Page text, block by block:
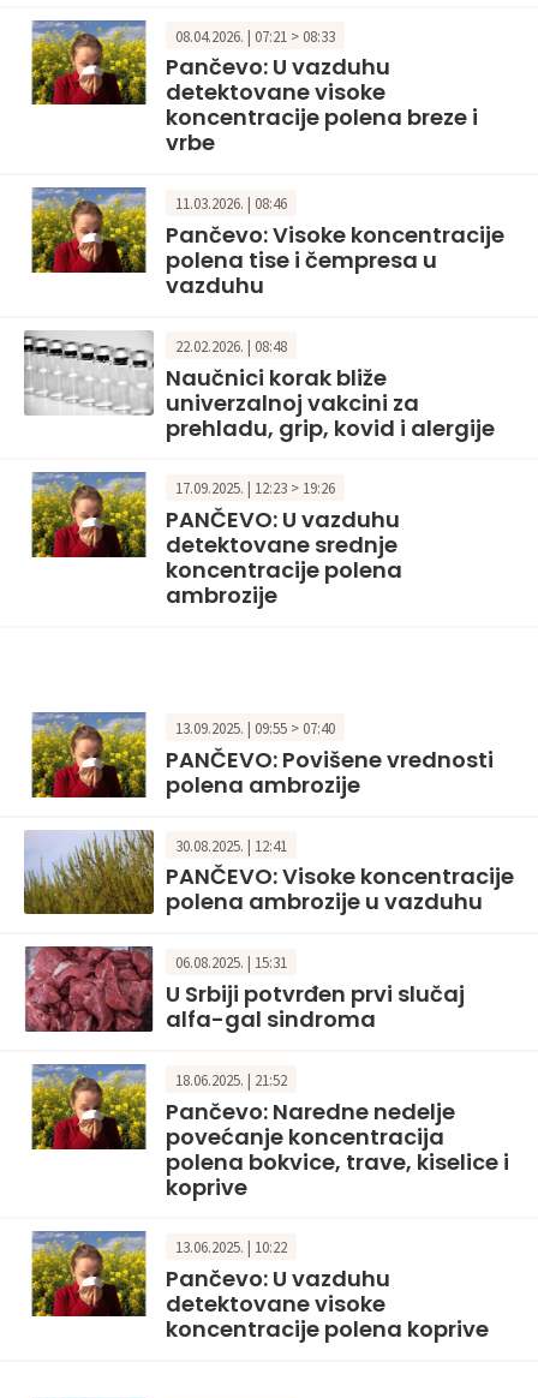
08.04.2026. | 07:21 > 08:33
Pančevo: U vazduhu
detektovane visoke
koncentracije polena breze i
vrbe
11.03.2026. | 08:46
Pančevo: Visoke koncentracije
polena tise i čempresa u
vazduhu
22.02.2026. | 08:48
Naučnici korak bliže
univerzalnoj vakcini za
prehladu, grip, kovid i alergije
17.09.2025. | 12:23 > 19:26
PANČEVO: U vazduhu
detektovane srednje
koncentracije polena
ambrozije
13.09.2025. | 09:55 > 07:40
PANČEVO: Povišene vrednosti
polena ambrozije
30.08.2025. | 12:41
PANČEVO: Visoke koncentracije
polena ambrozije u vazduhu
06.08.2025. | 15:31
U Srbiji potvrđen prvi slučaj
alfa-gal sindroma
18.06.2025. | 21:52
Pančevo: Naredne nedelje
povećanje koncentracija
polena bokvice, trave, kiselice i
koprive
13.06.2025. | 10:22
Pančevo: U vazduhu
detektovane visoke
koncentracije polena koprive